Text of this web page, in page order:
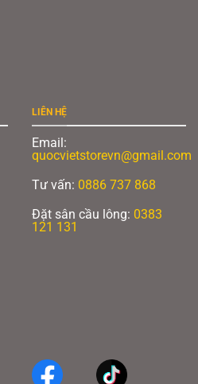
LIÊN HỆ
Email:
quocvietstorevn@gmail.com
Tư vấn: 0886 737 868
Đặt sân cầu lông: 0383
121 131